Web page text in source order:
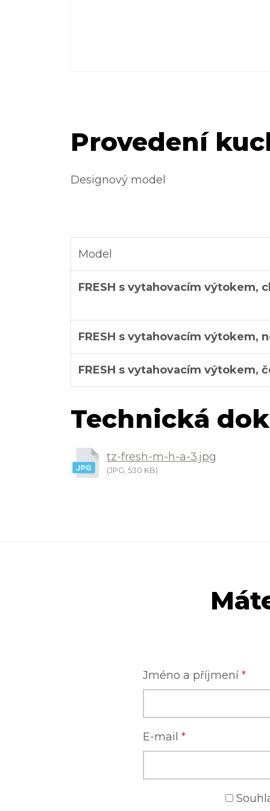
Provedení
Designový model
Model
FRESH s vytahovacím výtokem,
FRESH s vytahovacím výtokem,
FRESH s vytahovacím výtokem,
Technická
tz-fresh-m-h-a-3.jpg
(JPG, 530 KB)
Jméno a příjmení *
E-mail *